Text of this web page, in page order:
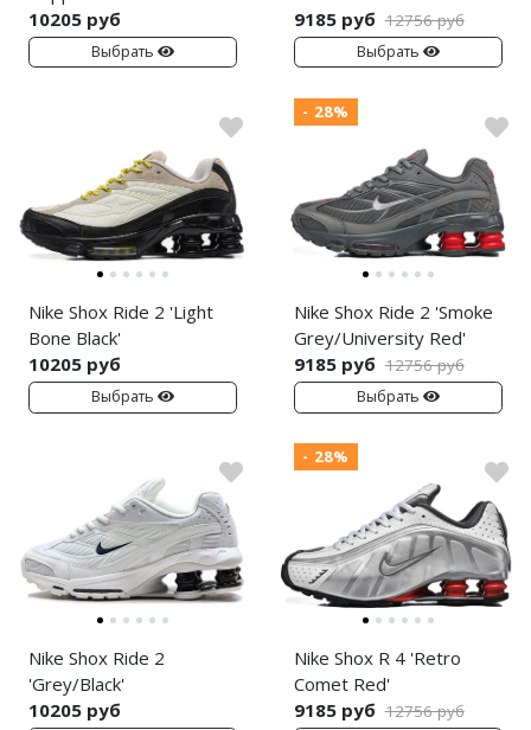
10205 руб
Выбрать
9185 руб 12756 руб
Выбрать
Nike Shox Ride 2 'Light
Bone Black'
10205 руб
Выбрать
- 28%
Nike Shox Ride 2 'Smoke
Grey/University Red'
9185 руб 12756 руб
Выбрать
Nike Shox Ride 2
'Grey/Black'
10205 руб
- 28%
Nike Shox R 4 'Retro
Comet Red'
9185 руб 12756 руб
Jordan Tatum
Air Jordan 40
Air Jordan 39
Air Jordan 38
Air Jordan 37
Air Jordan 36
Air Jordan 1
Air Jordan 4
Air Jordan 5
Air Jordan 6
Air Jordan 7
Air Jordan 10
adidas Samba
adidas Handball
adidas Adistar
adidas adiFOM
adidas Adizero
adidas Harden
adidas Dame
Adidas Yeezy Boost 350 V2